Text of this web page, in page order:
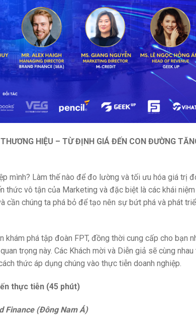
HIỆU – TỪ ĐỊNH GIÁ ĐẾN CON ĐƯỜNG
mình? Làm thế nào để đo lường và tối ưu hóa giá trị
vô tận của Marketing và đặc biệt là các khái
cần chúng ta phá bỏ để tạo nên sự bứt phá và phát
phá tập đoàn FPT, đồng thời cung cấp cho bạn
trọng này. Các Khách mời và Diễn giả sẽ cùng nhau
thức áp dụng chúng vào thực tiễn doanh nghiệp.
thực tiễn (45 phút)
Finance (Đông Nam Á)